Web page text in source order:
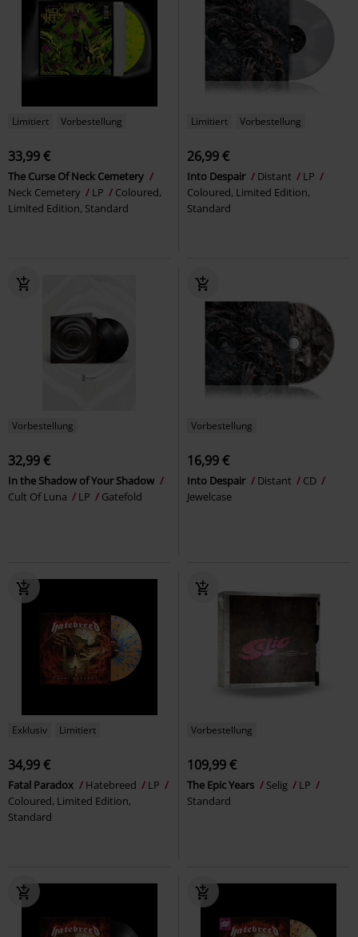
Limitiert Vorbestellung
33,99 €
The Curse Of Neck Cemetery
Neck Cemetery
LP
Coloured,
Limited Edition, Standard
Limitiert Vorbestellung
26,99 €
Into Despair Distant
LP
Coloured, Limited Edition,
Standard
Vorbestellung
32,99 €
In the Shadow of Your Shadow
Cult Of Luna
LP Gatefold
Vorbestellung
16,99 €
Into Despair Distant
CD
Jewelcase
Exklusiv Limitiert
34,99 €
Fatal Paradox Hatebreed
LP
Coloured, Limited Edition,
Standard
Vorbestellung
109,99 €
The Epic Years Selig
LP
Standard